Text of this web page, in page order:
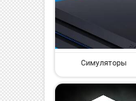
Симуляторы